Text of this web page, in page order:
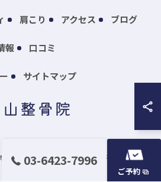
03-6423-7996
ご予約
肩こり アクセス ブログ
報 口コミ
サイトマップ
なら髙山整骨院 ALL RIGHTS RESERVED.